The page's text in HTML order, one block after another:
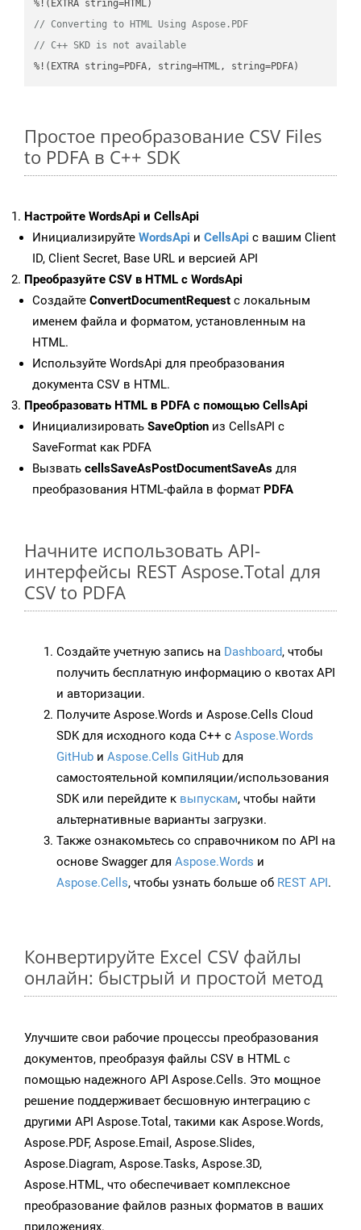
// Converting to HTML Using Aspose.PDF
// C++ SKD is not available
%!(EXTRA string=PDFA, string=HTML, string=PDFA)
Простое преобразование CSV Files
to PDFA в C++ SDK
Настройте WordsApi и CellsApi
Инициализируйте WordsApi и CellsApi с вашим Client
ID, Client Secret, Base URL и версией API
Преобразуйте CSV в HTML с WordsApi
Создайте ConvertDocumentRequest с локальным
именем файла и форматом, установленным на
HTML.
Используйте WordsApi для преобразования
документа CSV в HTML.
Преобразовать HTML в PDFA с помощью CellsApi
Инициализировать SaveOption из CellsAPI с
SaveFormat как PDFA
Вызвать cellsSaveAsPostDocumentSaveAs для
преобразования HTML-файла в формат PDFA
Начните использовать API-
интерфейсы REST Aspose.Total для
CSV to PDFA
Создайте учетную запись на Dashboard, чтобы
получить бесплатную информацию о квотах API
и авторизации.
Получите Aspose.Words и Aspose.Cells Cloud
SDK для исходного кода C++ с Aspose.Words
GitHub и Aspose.Cells GitHub для
самостоятельной компиляции/использования
SDK или перейдите к выпускам, чтобы найти
альтернативные варианты загрузки.
Также ознакомьтесь со справочником по API на
основе Swagger для Aspose.Words и
Aspose.Cells, чтобы узнать больше об REST API.
Конвертируйте Excel CSV файлы
онлайн: быстрый и простой метод
Улучшите свои рабочие процессы преобразования
документов, преобразуя файлы CSV в HTML с
помощью надежного API Aspose.Cells. Это мощное
решение поддерживает бесшовную интеграцию с
другими API Aspose.Total, такими как Aspose.Words,
Aspose.PDF, Aspose.Email, Aspose.Slides,
Aspose.Diagram, Aspose.Tasks, Aspose.3D,
Aspose.HTML, что обеспечивает комплексное
преобразование файлов разных форматов в ваших
приложениях.